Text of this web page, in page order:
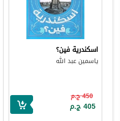
اسكندرية فين؟
ياسمين عبد الله
450 ج.م
405 ج.م